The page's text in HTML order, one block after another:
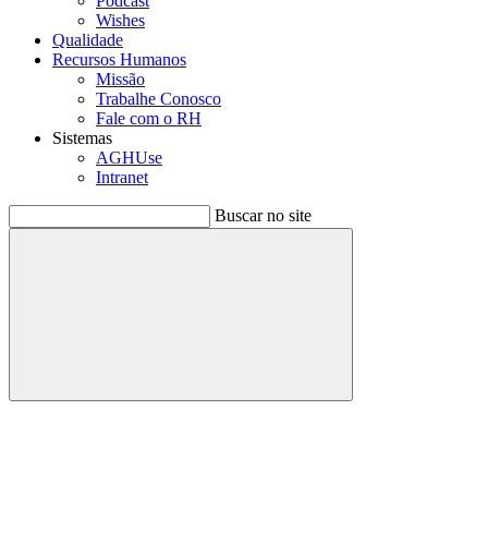
Wishes
Qualidade
Recursos Humanos
Missão
Trabalhe Conosco
Fale com o RH
Sistemas
AGHUse
Intranet
Buscar no site
Buscar